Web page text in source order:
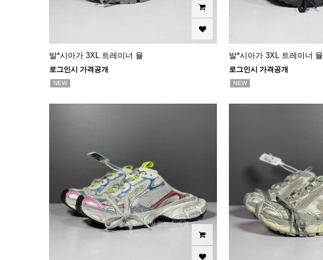
발*시아가 3XL 트레이너 뮬
로그인시 가격공개
NEW
발*시아가 3XL 트레이너 뮬
로그인시 가격공개
NEW